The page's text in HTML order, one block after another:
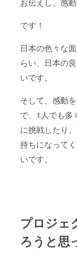
です！
日本の色々な
らい、日本の
いです。
そして、感動
で、1人でも多
に挑戦したり
持ちになって
いです。
プロジェ
ろうと思